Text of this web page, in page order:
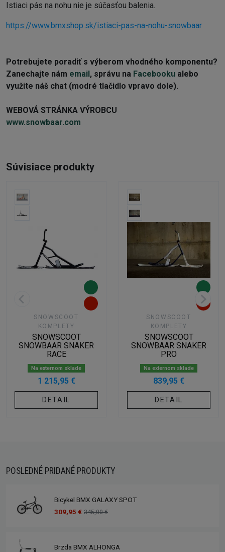
Istiaci pás na nohu nie je súčasťou balenia.
https://www.bmxshop.sk/istiaci-pas-na-nohu-snowbaar
Potrebujete poradiť s výberom vhodného komponentu?
Zanechajte nám email, správu na Facebooku alebo
využite náš chat (modré tlačidlo vpravo dole).
WEBOVÁ STRÁNKA VÝROBCU
www.snowbaar.com
Súvisiace produkty
SNOWSCOOT
KOMPLETY
SNOWSCOOT
SNOWBAAR SNAKER
RACE
Na externom sklade
1 215,95 €
DETAIL
SNOWSCOOT
KOMPLETY
SNOWSCOOT
SNOWBAAR SNAKER
PRO
Na externom sklade
839,95 €
DETAIL
POSLEDNÉ PRIDANÉ PRODUKTY
Bicykel BMX GALAXY SPOT
309,95 € 345,00 €
Brzda BMX ALHONGA